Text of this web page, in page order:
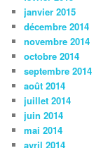
janvier 2015
décembre 2014
novembre 2014
octobre 2014
septembre 2014
août 2014
juillet 2014
juin 2014
mai 2014
avril 2014